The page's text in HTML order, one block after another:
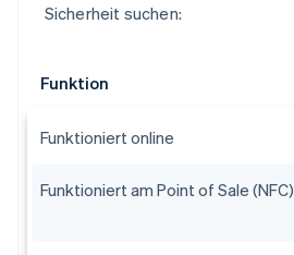
Sicherheit suchen:
Funktion
Funktioniert online
Funktioniert am Point of Sale (NFC)